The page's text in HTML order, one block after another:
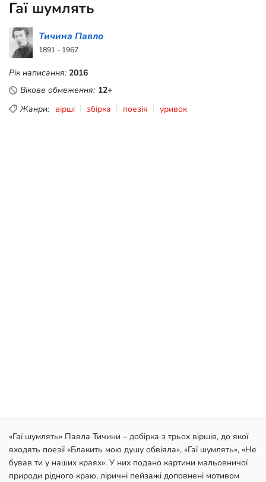
Гаї шумлять
Тичина Павло
1891 - 1967
Рік написання: 2016
Вікове обмеження: 12+
Жанри: вірші збірка поезія уривок
«Гаї шумлять» Павла Тичини – добірка з трьох віршів, до якої
входять поезії «Блакить мою душу обвіяла», «Гаї шумлять», «Не
бував ти у наших краях». У них подано картини мальовничої
природи рідного краю, ліричні пейзажі доповнені мотивом